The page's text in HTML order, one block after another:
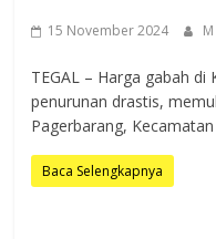
15 November 2024
TEGAL – Harga gabah
penurunan drastis,
Pagerbarang,
Baca Selengkapnya